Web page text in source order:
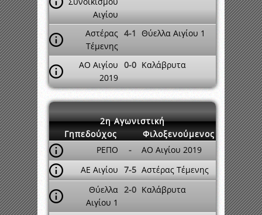
Αιγίου
Αστέρας
Τέμενης
4-1 Θύελλα Αιγίου 1
ΑΟ Αιγίου
2019
0-0 Καλάβρυτα
2η Αγωνιστική
Γηπεδούχος
Φιλοξενούμενος
ΡΕΠΟ
-
ΑΟ Αιγίου 2019
ΑΕ Αιγίου 7-5 Αστέρας Τέμενης
Θύελλα
Αιγίου 1
2-0 Καλάβρυτα